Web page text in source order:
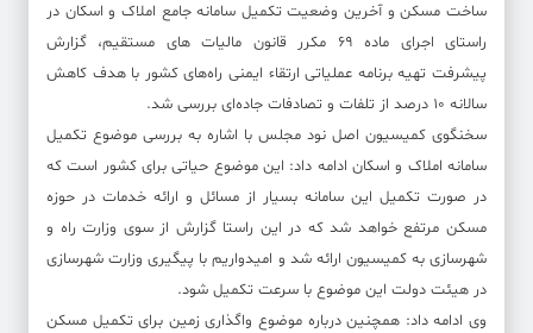
ساخت مسکن و آخرین وضعیت تکمیل سامانه جامع املاک و اسکان در
راستای اجرای ماده ۶۹ مکرر قانون مالیات های مستقیم، گزارش
پیشرفت تهیه برنامه عملیاتی ارتقاء ایمنی راه‌های کشور با هدف کاهش
سالانه ۱۰ درصد از تلفات و تصادفات جاده‌ای بررسی شد.
سخنگوی کمیسیون اصل نود مجلس با اشاره به بررسی موضوع تکمیل
سامانه املاک و اسکان ادامه داد: این موضوع حیاتی برای کشور است که
در صورت تکمیل این سامانه بسیار از مسائل و ارائه خدمات در حوزه
مسکن مرتفع خواهد شد که در این راستا گزارش از سوی وزارت راه و
شهرسازی به کمیسیون ارائه شد و امیدواریم با پیگیری وزارت شهرسازی
در هیئت دولت این موضوع با سرعت تکمیل شود.
وی ادامه داد: همچنین درباره موضوع واگذاری زمین برای تکمیل مسکن